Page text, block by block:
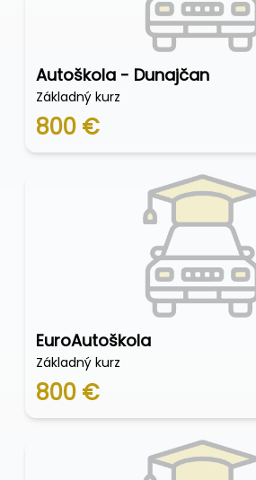
Autoškola - Dunajčan
Základný kurz
800 €
EuroAutoškola
Základný kurz
800 €